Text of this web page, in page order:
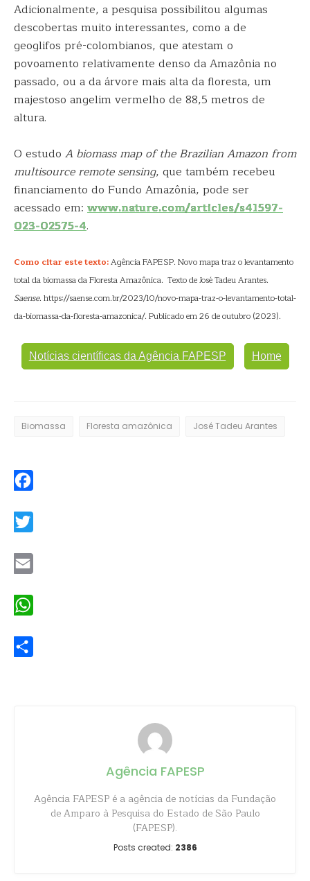
Adicionalmente, a pesquisa possibilitou algumas
descobertas muito interessantes, como a de
geoglifos pré-colombianos, que atestam o
povoamento relativamente denso da Amazônia no
passado, ou a da árvore mais alta da floresta, um
majestoso angelim vermelho de 88,5 metros de
altura.
O estudo A biomass map of the Brazilian Amazon from
multisource remote sensing, que também recebeu
financiamento do Fundo Amazônia, pode ser
acessado em: www.nature.com/articles/s41597-
023-02575-4.
Como citar este texto:Agência FAPESP. Novo mapa traz o levantamento
total da biomassa da Floresta Amazônica. Texto de José Tadeu Arantes.
Saense. https://saense.com.br/2023/10/novo-mapa-traz-o-levantamento-total-
da-biomassa-da-floresta-amazonica/. Publicado em 26 de outubro (2023).
Notícias científicas da Agência FAPESP Home
Biomassa Floresta amazônica José Tadeu Arantes
Agência FAPESP
Agência FAPESP é a agência de notícias da Fundação
de Amparo à Pesquisa do Estado de São Paulo
(FAPESP).
Posts created: 2386